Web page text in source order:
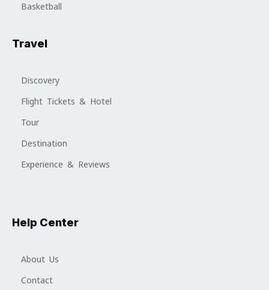
Basketball
Travel
Discovery
Flight Tickets & Hotel
Tour
Destination
Experience & Reviews
Help Center
About Us
Contact